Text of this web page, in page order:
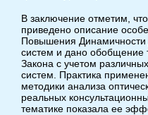
В заключение отметим,
приведено описание
Повышения Динамичности
систем и дано обобщение
Закона с учетом
систем. Практика
методики анализа
реальных
тематике показала ее